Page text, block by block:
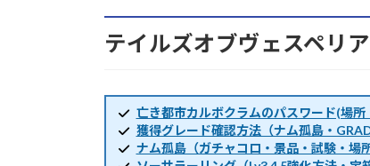
テイルズオブヴェスペリ
亡き都市カルボクラムのパスワード(場所
獲得グレード確認方法（ナム孤島・
ナム孤島（ガチャコロ・景品・試験・場